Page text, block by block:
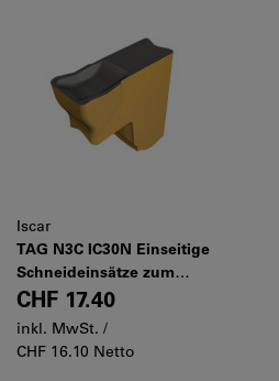
Iscar
TAG N3C IC30N Einseitige
Schneideinsätze zum
Schlitzfräsen für legierten
Stahl und Aluminium
CHF 17.40
inkl. MwSt. /
CHF 16.10 Netto